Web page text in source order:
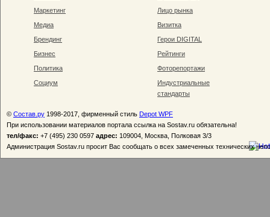
Маркетинг
Медиа
Брендинг
Бизнес
Политика
Социум
Лицо рынка
Визитка
Герои DIGITAL
Рейтинги
Фоторепортажи
Индустриальные
стандарты
© Состав.ру 1998-2017, фирменный стиль Depot WPF
При использовании материалов портала ссылка на Sostav.ru обязательна!
тел/факс: +7 (495) 230 0597 адрес: 109004, Москва, Полковая 3/3
Администрация Sostav.ru просит Вас сообщать о всех замеченных технических